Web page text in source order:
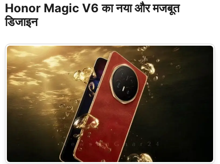
Honor Magic V6 का नया और मजबूत
डिजाइन